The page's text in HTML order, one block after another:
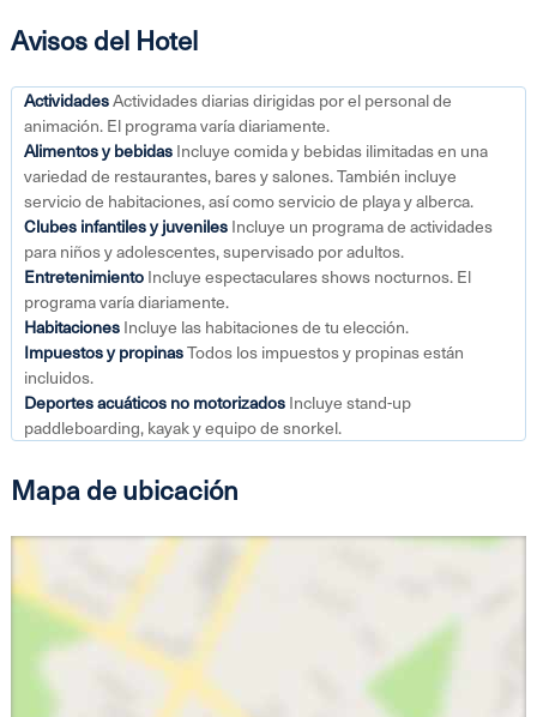
Avisos del Hotel
ActividadesActividades diarias dirigidas por el personal de
animación. El programa varía diariamente.
Alimentos y bebidasIncluye comida y bebidas ilimitadas en una
variedad de restaurantes, bares y salones. También incluye
servicio de habitaciones, así como servicio de playa y alberca.
Clubes infantiles y juvenilesIncluye un programa de actividades
para niños y adolescentes, supervisado por adultos.
EntretenimientoIncluye espectaculares shows nocturnos. El
programa varía diariamente.
HabitacionesIncluye las habitaciones de tu elección.
Impuestos y propinasTodos los impuestos y propinas están
incluidos.
Deportes acuáticos no motorizadosIncluye stand-up
paddleboarding, kayak y equipo de snorkel.
Mapa de ubicación